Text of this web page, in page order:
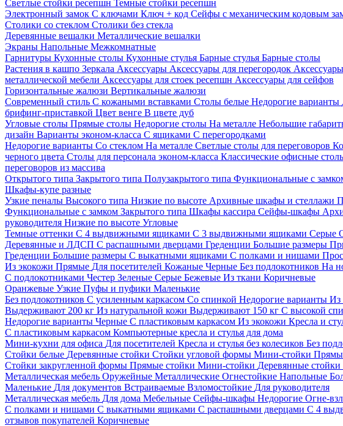
Светлые стойки ресепшн Темные стойки ресепшн
Электронный замок С ключами Ключ + код Сейфы с механическим кодовым
Столики со стеклом Столики без стекла
Деревянные вешалки Металлические вешалки
Экраны Напольные Межкомнатные
Гарнитуры Кухонные столы Кухонные стулья Барные стулья Барные столы
Растения в кашпо Зеркала Аксессуары Аксессуары для перегородок
металлической мебели Аксессуары для стоек ресепшн Аксессуары для сейфов
Горизонтальные жалюзи Вертикальные жалюзи
Современный стиль С кожаными вставками Столы белые Недорогие варианты
брифинг-приставкой Цвет венге В цвете дуб
Угловые столы Прямые столы Недорогие столы На металле Небольшие
дизайн Варианты эконом-класса С ящиками С перегородками
Недорогие варианты Со стеклом На металле Светлые столы для переговоров
черного цвета Столы для персонала эконом-класса Классические офисные
переговоров из массива
Открытого типа Закрытого типа Полузакрытого типа Функциональные с
Шкафы-купе разные
Узкие пеналы Высокого типа Низкие по высоте Архивные шкафы и стеллажи
Функциональные с замком Закрытого типа Шкафы кассира Сейфы-шкафы
руководителя Низкие по высоте Угловые
Темные оттенки С 4 выдвижными ящиками С 3 выдвижными ящиками Серые
Деревянные и ЛДСП С распашными дверцами Греденции Большие размеры
Греденции Большие размеры С выкатными ящиками С полками и нишами
Из экокожи Прямые Для посетителей Кожаные Черные Без подлокотников На
С подлокотниками Честер Зеленые Серые Бежевые Из ткани Коричневые
Оранжевые Узкие Пуфы и пуфики Маленькие
Без подлокотников С усиленным каркасом Со спинкой Недорогие варианты Из
Выдерживают 200 кг Из натуральной кожи Выдерживают 150 кг С высокой
Недорогие варианты Черные С пластиковым каркасом Из экокожи Кресла и
С пластиковым каркасом Компьютерные кресла и стулья для дома
Мини-кухни для офиса Для посетителей Кресла и стулья без колесиков Без
Стойки белые Деревянные стойки Стойки угловой формы Мини-стойки
Стойки закругленной формы Прямые стойки Мини-стойки Деревянные стойки
Металлическая мебель Оружейные Металлические Огнестойкие Напольные
Маленькие Для документов Встраиваемые Взломостойкие Для руководителя
Металлическая мебель Для дома Мебельные Сейфы-шкафы Недорогие Огне-
С полками и нишами С выкатными ящиками С распашными дверцами С 4
отзывов покупателей Коричневые